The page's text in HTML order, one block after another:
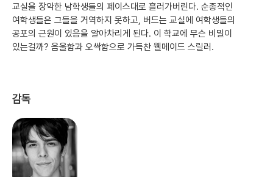
교실을 장악한 남학생들의 페이스대로 흘러가버린다. 순종적인
여학생들은 그들을 거역하지 못하고, 버드는 교실에 여학생들의
공포의 근원이 있음을 알아차리게 된다. 이 학교에 무슨 비밀이
있는걸까? 음울함과 오싹함으로 가득찬 웰메이드 스릴러.
감독